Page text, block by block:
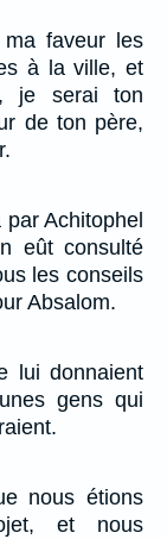
faveur les
à la ville, et
je serai ton
de ton père,
Achitophel
eût consulté
les conseils
Absalom.
lui donnaient
gens qui
nous étions
et nous